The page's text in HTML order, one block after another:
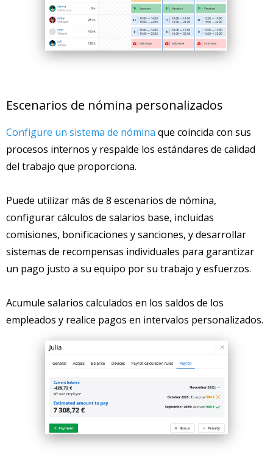
Escenarios de nómina personalizados
Configure un sistema de nómina que coincida con sus
procesos internos y respalde los estándares de calidad
del trabajo que proporciona.
Puede utilizar más de 8 escenarios de nómina,
configurar cálculos de salarios base, incluidas
comisiones, bonificaciones y sanciones, y desarrollar
sistemas de recompensas individuales para garantizar
un pago justo a su equipo por su trabajo y esfuerzos.
Acumule salarios calculados en los saldos de los
empleados y realice pagos en intervalos personalizados.